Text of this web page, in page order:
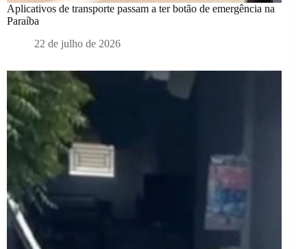
Aplicativos de transporte passam a ter botão de emergência na
Paraíba
22 de julho de 2026